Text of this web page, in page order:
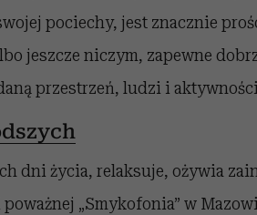
pociechy, jest znacznie
jeszcze niczym, zapewne
przestrzeń, ludzi i
dni życia, relaksuje, ożywia
„Smykofonia” w